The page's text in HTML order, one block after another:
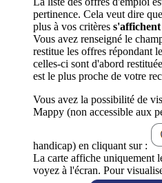
pertinence. Cela veut dire
plus à vos critères
Vous avez renseigné le
restitue les offres répondant
celles-ci sont d'abord
est le plus proche de votre
Vous avez la possibilité de
Mappy (non accessible aux
handicap) en cliquant sur :
La carte affiche uniquement
voyez à l'écran. Pour